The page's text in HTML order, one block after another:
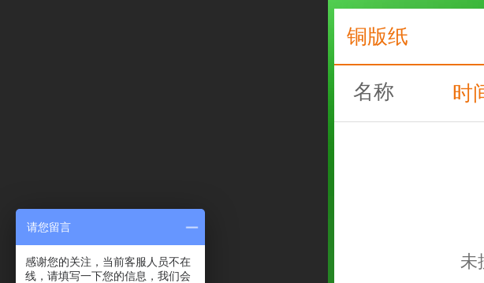
铜版纸
名称 时
未
请您留言
感谢您的关注，当前客服人员不在
线，请填写一下您的信息，我们会